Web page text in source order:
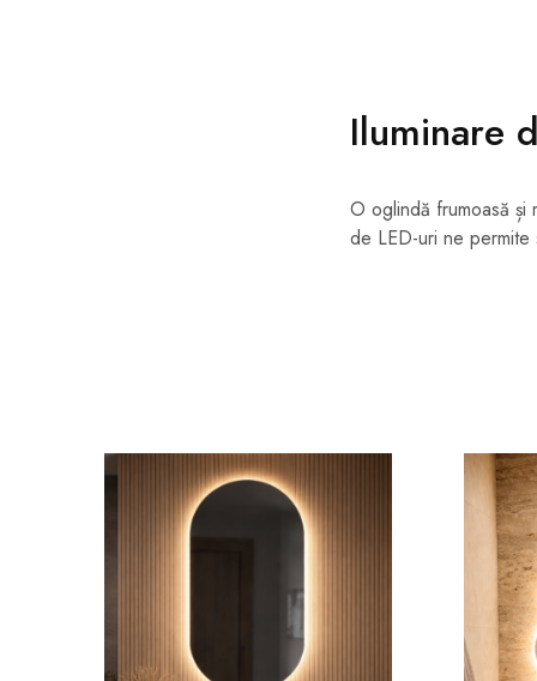
Iluminare
O oglindă frumoasă
de LED-uri ne permite